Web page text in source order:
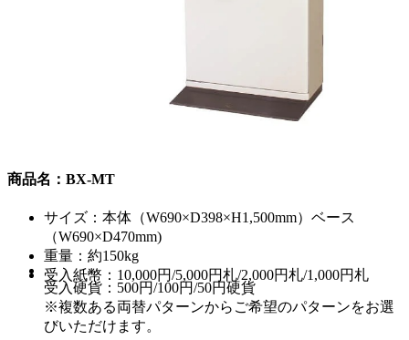
商品名：BX-MT
サイズ：本体（W690×D398×H1,500mm）ベース
（W690×D470mm)
重量：約150kg
受入紙幣：10,000円/5,000円札/2,000円札/1,000円札
受入硬貨：500円/100円/50円硬貨
※複数ある両替パターンからご希望のパターンをお選
びいただけます。